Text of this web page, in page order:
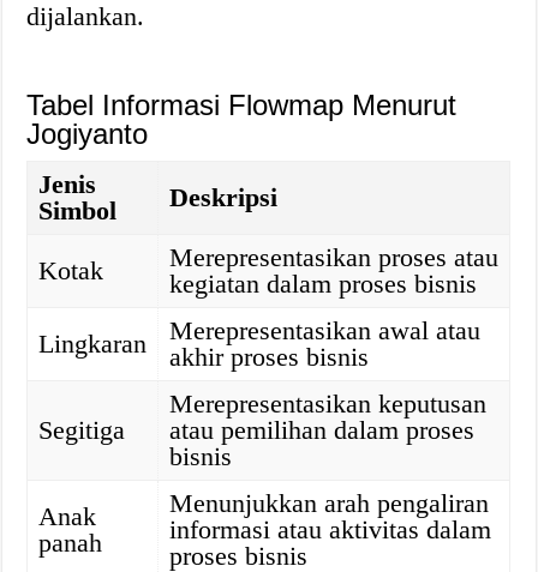
dijalankan.
Tabel Informasi Flowmap Menurut
Jogiyanto
Jenis
Simbol
Deskripsi
Kotak
Merepresentasikan proses atau
kegiatan dalam proses bisnis
Lingkaran
Merepresentasikan awal atau
akhir proses bisnis
Segitiga
Merepresentasikan keputusan
atau pemilihan dalam proses
bisnis
Anak
panah
Menunjukkan arah pengaliran
informasi atau aktivitas dalam
proses bisnis